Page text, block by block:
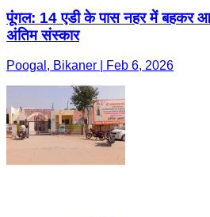
पूंगल: 14 एडी के पास नहर में बहकर
अंतिम संस्कार
Poogal, Bikaner | Feb 6, 2026